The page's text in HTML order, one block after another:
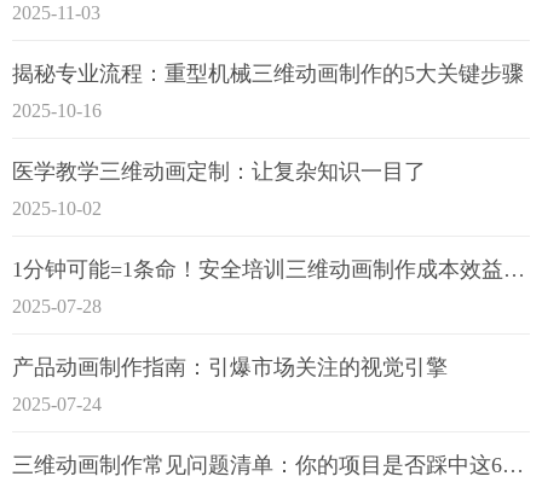
2025-11-03
揭秘专业流程：重型机械三维动画制作的5大关键步骤
2025-10-16
医学教学三维动画定制：让复杂知识一目了
2025-10-02
1分钟可能=1条命！安全培训三维动画制作成本效益深度拆解
2025-07-28
产品动画制作指南：引爆市场关注的视觉引擎
2025-07-24
三维动画制作常见问题清单：你的项目是否踩中这6大技术雷区？